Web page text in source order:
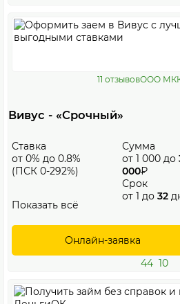
11 отзывовООО
Вивус - «Срочный»
Ставка
от 0% до 0.8%
(ПСК 0-292%)
Сумма
от 1 000 до
000₽
Срок
от 1 до 32
Показать всё
Онлайн-заявка
44 10